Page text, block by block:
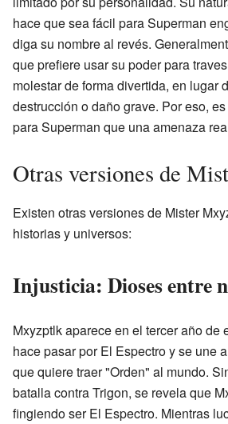
hace que sea fácil para Superman
diga su nombre al revés.
que prefiere usar su poder para
molestar de forma divertida, en lugar
destrucción o daño grave. Por eso,
para Superman que una amenaza
Otras versiones de
Existen otras versiones de Mister
historias y universos:
Injusticia: Dioses entre
Mxyzptlk aparece en el tercer año de
hace pasar por El Espectro y se une
que quiere traer "Orden" al mundo.
batalla contra Trigon, se revela que
fingiendo ser El Espectro. Mientras